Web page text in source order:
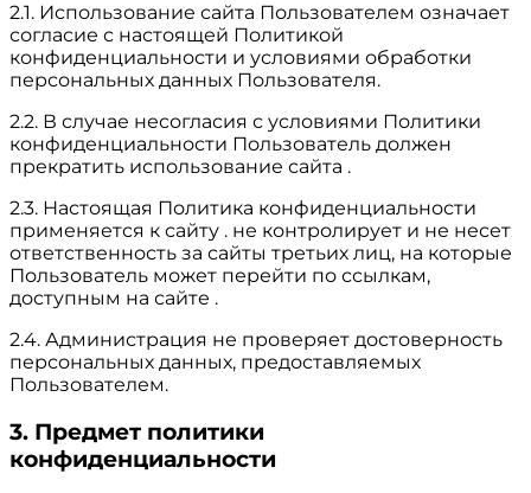
2.1. Использование сайта Пользователем означает
согласие с настоящей Политикой
конфиденциальности и условиями обработки
персональных данных Пользователя.
2.2. В случае несогласия с условиями Политики
конфиденциальности Пользователь должен
прекратить использование сайта .
2.3. Настоящая Политика конфиденциальности
применяется к сайту . не контролирует и не несет
ответственность за сайты третьих лиц, на которые
Пользователь может перейти по ссылкам,
доступным на сайте .
2.4. Администрация не проверяет достоверность
персональных данных, предоставляемых
Пользователем.
3. Предмет политики
конфиденциальности